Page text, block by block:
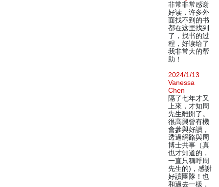
非常非常感谢
好读，许多外
面找不到的书
都在这里找到
了，找书的过
程，好读给了
我非常大的帮
助！
2024/1/13
Vanessa
Chen
隔了七年才又
上來，才知周
先生離開了。
很高興曾有機
會參與好讀，
透過網路與周
博士共事（真
也才知道的，
一直只稱呼周
先生的)，感謝
好讀團隊！也
和過去一樣，